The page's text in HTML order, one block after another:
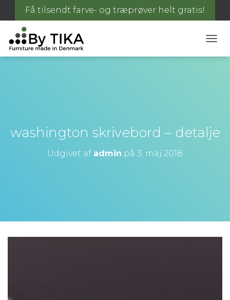
Få tilsendt farve- og træprøver helt gratis!
K
G
washington skrivebord – detalje
Udgivet af admin på 3. maj 2018